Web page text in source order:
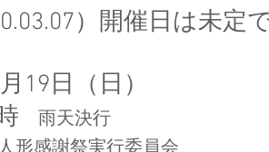
）開催日は未定
19日（日）
雨天決行